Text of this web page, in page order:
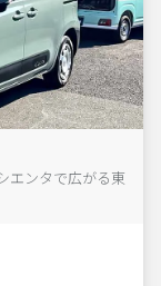
エンタで広がる東